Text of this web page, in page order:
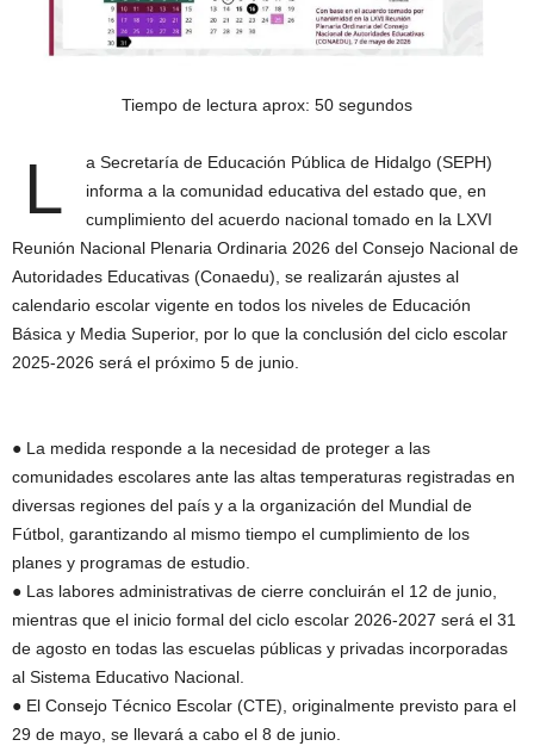
Tiempo de lectura aprox: 50 segundos
L
a Secretaría de Educación Pública de Hidalgo (SEPH)
informa a la comunidad educativa del estado que, en
cumplimiento del acuerdo nacional tomado en la LXVI
Reunión Nacional Plenaria Ordinaria 2026 del Consejo Nacional de
Autoridades Educativas (Conaedu), se realizarán ajustes al
calendario escolar vigente en todos los niveles de Educación
Básica y Media Superior, por lo que la conclusión del ciclo escolar
2025-2026 será el próximo 5 de junio.
● La medida responde a la necesidad de proteger a las
comunidades escolares ante las altas temperaturas registradas en
diversas regiones del país y a la organización del Mundial de
Fútbol, garantizando al mismo tiempo el cumplimiento de los
planes y programas de estudio.
● Las labores administrativas de cierre concluirán el 12 de junio,
mientras que el inicio formal del ciclo escolar 2026-2027 será el 31
de agosto en todas las escuelas públicas y privadas incorporadas
al Sistema Educativo Nacional.
● El Consejo Técnico Escolar (CTE), originalmente previsto para el
29 de mayo, se llevará a cabo el 8 de junio.